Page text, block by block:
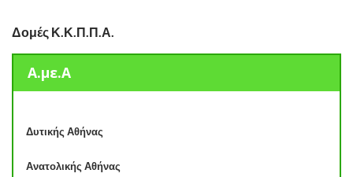
Δομές Κ.Κ.Π.Π.Α.
Α.με.Α
Δυτικής Αθήνας
Ανατολικής Αθήνας